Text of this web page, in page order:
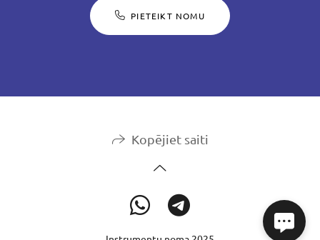
PIETEIKT NOMU
Kopējiet saiti